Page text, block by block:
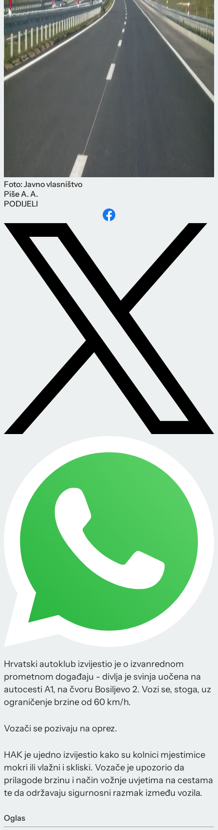
Foto: Javno vlasništvo
PišeA. A.
PODIJELI
Hrvatski autoklub izvijestio je o izvanrednom
prometnom događaju - divlja je svinja uočena na
autocesti A1, na čvoru Bosiljevo 2. Vozi se, stoga, uz
ograničenje brzine od 60 km/h.
Vozači se pozivaju na oprez.
HAK je ujedno izvijestio kako su kolnici mjestimice
mokri ili vlažni i skliski. Vozače je upozorio da
prilagode brzinu i način vožnje uvjetima na cestama
te da održavaju sigurnosni razmak između vozila.
Oglas